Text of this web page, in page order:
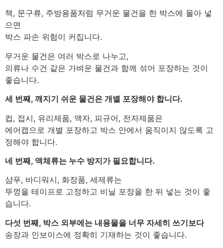
책, 문구류, 주방용품처럼 무거운 물건을 한 박스에 몰아 넣
으면
박스 파손 위험이 커집니다.
무거운 물건은 여러 박스로 나누고,
의류나 수건 같은 가벼운 물건과 함께 섞어 포장하는 것이
좋습니다.
세 번째, 깨지기 쉬운 물건은 개별 포장해야 합니다.
컵, 접시, 유리제품, 액자, 피규어, 전자제품은
에어캡으로 개별 포장하고 박스 안에서 움직이지 않도록 고
정해야 합니다.
네 번째, 액체류는 누수 방지가 필요합니다.
샴푸, 바디워시, 화장품, 세제류는
뚜껑을 테이프로 고정하고 비닐 포장을 한 뒤 넣는 것이 좋
습니다.
다섯 번째, 박스 외부에는 내용물을 너무 자세히 쓰기보다
송장과 인보이스에 정확히 기재하는 것이 좋습니다.